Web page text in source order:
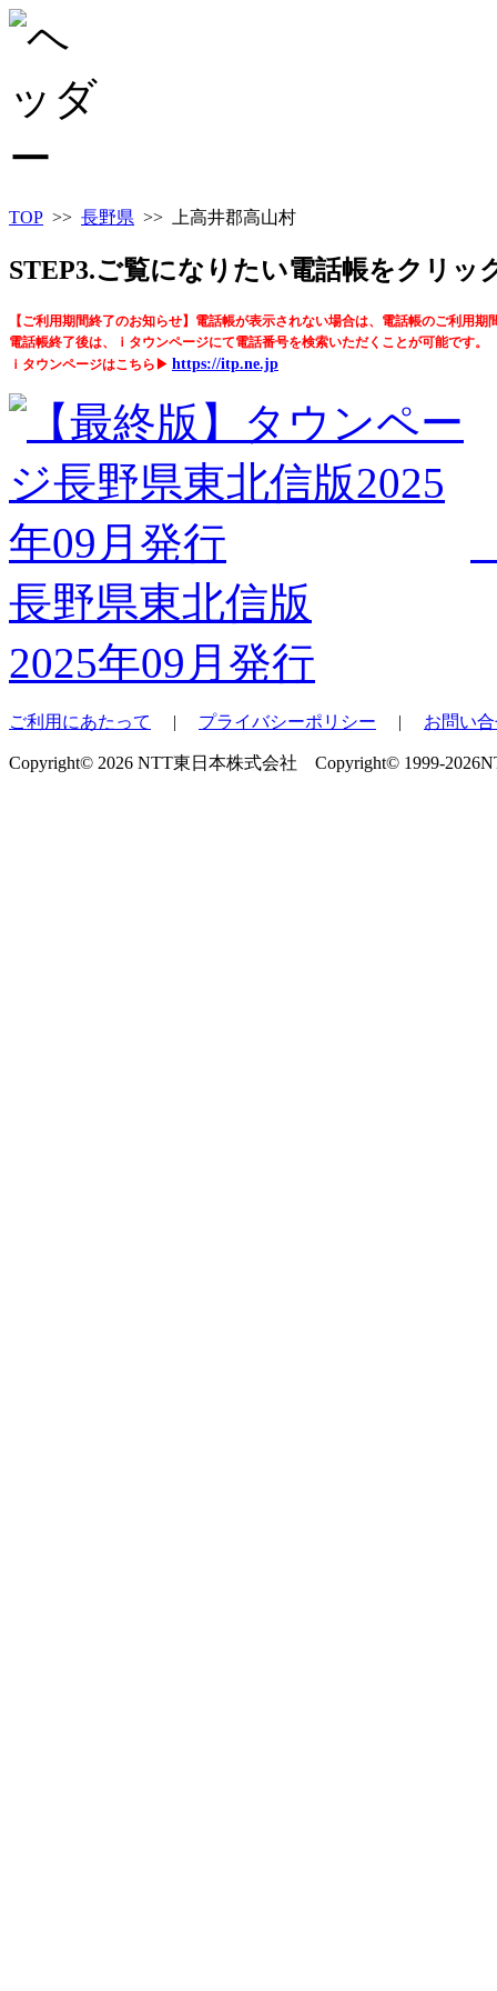
TOP >> 長野県 >> 上高井郡高山村
STEP3.ご覧になりたい電話帳をクリッ
【ご利用期間終了のお知らせ】電話帳が表示されない場合は、電話帳のご利用期
電話帳終了後は、ｉタウンページにて電話番号を検索いただくことが可能です。
ｉタウンページはこちら▶ https://itp.ne.jp
長野県東北信版
2025年09月発行
ご利用にあたって | プライバシーポリシー | お問い
Copyright© 2026 NTT東日本株式会社 Copyright© 1999-